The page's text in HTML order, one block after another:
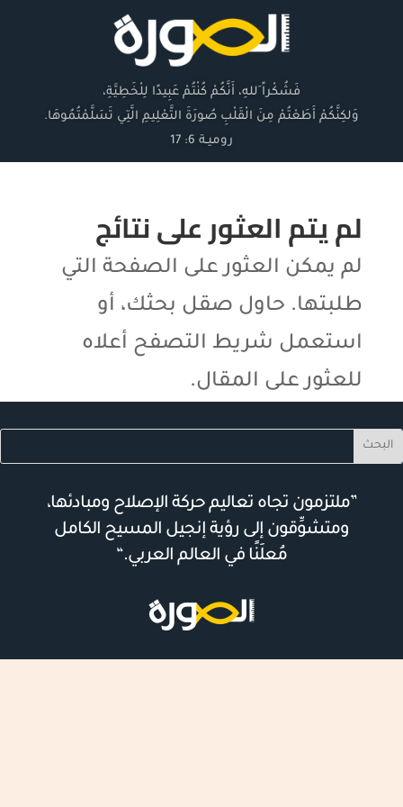
فَشُكْراً ِللهِ، أَنَّكُمْ كُنْتُمْ عَبِيدًا لِلْخَطِيَّةِ،
وَلكِنَّكُمْ أَطَعْتُمْ مِنَ الْقَلْبِ صُورَةَ التَّعْلِيمِ الَّتِي تَسَلَّمْتُمُوهَا.
روميـة 6: 17
لم يتم العثور على نتائج
لم يمكن العثور على الصفحة التي
طلبتها. حاول صقل بحثك، أو
استعمل شريط التصفح أعلاه
للعثور على المقال.
”ملتزمون تجاه تعاليم حركة الإصلاح ومبادئها،
ومتشوِّقون إلى رؤية إنجيل المسيح الكامل
مُعلَنًا في العالم العربي.“